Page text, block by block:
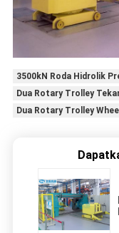
3500kN Roda Hidrolik
Dua Rotary Trolley
Dua Rotary Trolley